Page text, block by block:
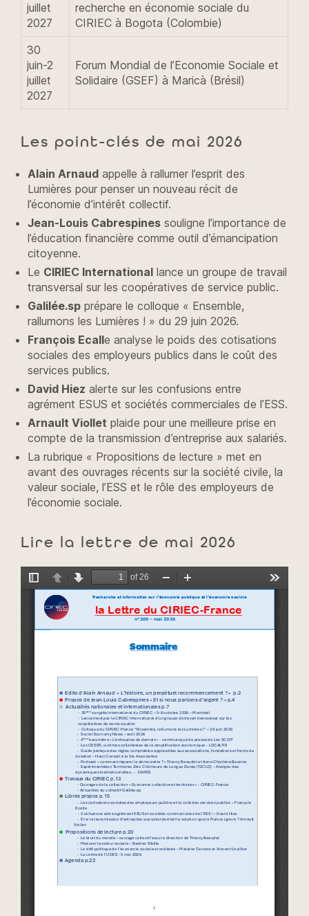
juillet
2027
recherche en économie sociale du
CIRIEC à Bogota (Colombie)
30
juin-2
juillet
2027
Forum Mondial de l’Economie Sociale et
Solidaire (GSEF) à Maricà (Brésil)
Les point-clés de mai 2026
Alain Arnaud appelle à rallumer l’esprit des
Lumières pour penser un nouveau récit de
l’économie d’intérêt collectif.
Jean-Louis Cabrespines souligne l’importance de
l’éducation financière comme outil d’émancipation
citoyenne.
Le CIRIEC International lance un groupe de travail
transversal sur les coopératives de service public.
Galilée.sp prépare le colloque « Ensemble,
rallumons les Lumières ! » du 29 juin 2026.
François Ecalle analyse le poids des cotisations
sociales des employeurs publics dans le coût des
services publics.
David Hiez alerte sur les confusions entre
agrément ESUS et sociétés commerciales de l’ESS.
Arnault Viollet plaide pour une meilleure prise en
compte de la transmission d’entreprise aux salariés.
La rubrique « Propositions de lecture » met en
avant des ouvrages récents sur la société civile, la
valeur sociale, l’ESS et le rôle des employeurs de
l’économie sociale.
Lire la lettre de mai 2026